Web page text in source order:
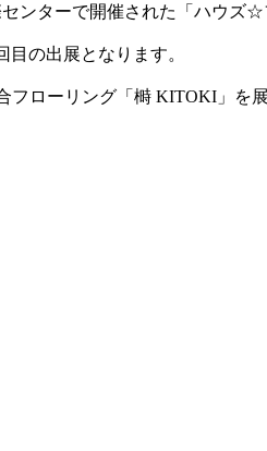
ンターで開催された「ハウ
目の出展となります。
フローリング「榯 KITOKI」を